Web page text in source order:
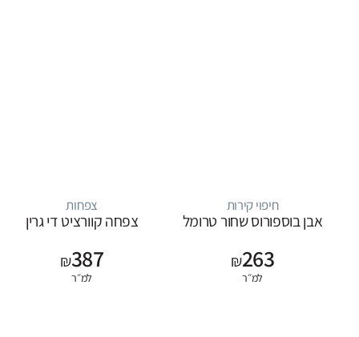
חיפוי קירות
אבן בוספורוס שחור טרומל
₪263
למ״ר
צפחות
צפחה קוורציט די גרין
₪387
למ״ר